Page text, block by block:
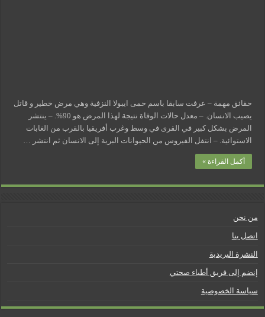
حقائق مهمة – عرفت سابقا باسم حمى ايبولا النزفية وهي مرض خطير و قاتل
يصيب الانسان. – معدل حالات الوفاة نتيجة لهذا المرض هو 90%. – ينتشر
المرض بشكل كبير في القرى في وسط وغرب أفريقيا بالقرب من الغابات
الاستوائية. – انتفل الفيروس من الحيوانات البرية إلى الانسان ثم انتشر …
أكمل القراءة »
من نحن
اتصل بنا
النشرة البريدية
إنضم إلى فريق أطباء صحتي
سياسة الخصوصية